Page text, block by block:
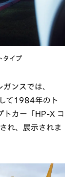
タイプ
ンスでは、
て1984年のト
トカー「HP-X コ
れ、展示されま